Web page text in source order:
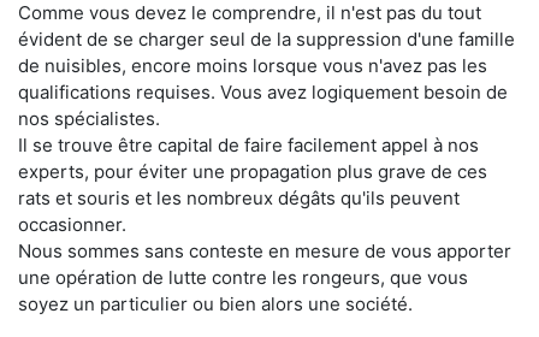
Comme vous devez le comprendre, il n'est pas du tout
évident de se charger seul de la suppression d'une famille
de nuisibles, encore moins lorsque vous n'avez pas les
qualifications requises. Vous avez logiquement besoin de
nos spécialistes.
Il se trouve être capital de faire facilement appel à nos
experts, pour éviter une propagation plus grave de ces
rats et souris et les nombreux dégâts qu'ils peuvent
occasionner.
Nous sommes sans conteste en mesure de vous apporter
une opération de lutte contre les rongeurs, que vous
soyez un particulier ou bien alors une société.